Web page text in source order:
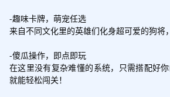
-趣味卡牌，萌宠任选
来自不同文化里的英雄们化身超可爱的狗将
-傻瓜操作，即点即玩
在这里没有复杂难懂的系统，只需搭配好
就能轻松闯关！